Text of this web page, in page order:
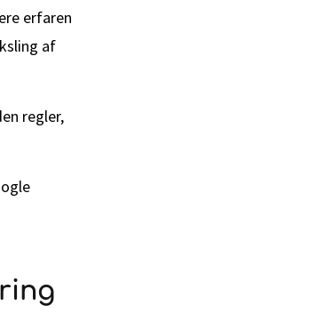
erfaren
af
regler,